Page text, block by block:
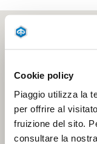
Cookie policy
Piaggio utilizza la
per offrire al
fruizione del sito.
consultare la